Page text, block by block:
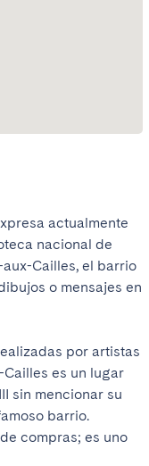
actualmente
nacional de
Cailles, el barrio
o mensajes en
por artistas
es un lugar
sin mencionar su
barrio.
compras; es uno